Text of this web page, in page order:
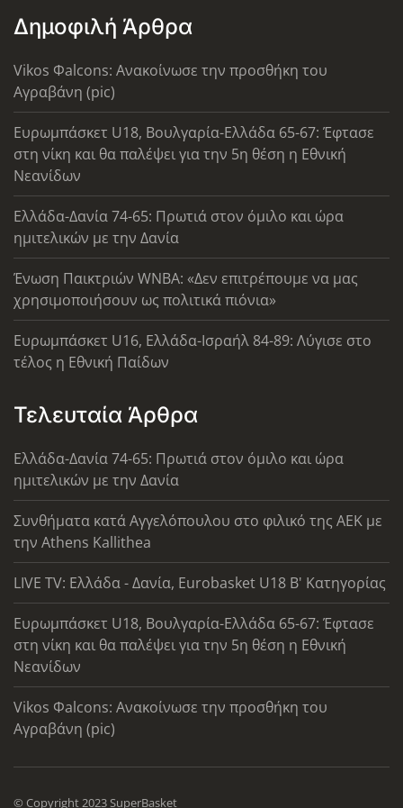
Δημοφιλή Άρθρα
Vikos Φalcons: Ανακοίνωσε την προσθήκη του
Αγραβάνη (pic)
Ευρωμπάσκετ U18, Βουλγαρία-Ελλάδα 65-67: Έφτασε
στη νίκη και θα παλέψει για την 5η θέση η Εθνική
Νεανίδων
Ελλάδα-Δανία 74-65: Πρωτιά στον όμιλο και ώρα
ημιτελικών με την Δανία
Ένωση Παικτριών WNBA: «Δεν επιτρέπουμε να μας
χρησιμοποιήσουν ως πολιτικά πιόνια»
Ευρωμπάσκετ U16, Ελλάδα-Ισραήλ 84-89: Λύγισε στο
τέλος η Εθνική Παίδων
Τελευταία Άρθρα
Ελλάδα-Δανία 74-65: Πρωτιά στον όμιλο και ώρα
ημιτελικών με την Δανία
Συνθήματα κατά Αγγελόπουλου στο φιλικό της ΑΕΚ με
την Athens Kallithea
LIVE TV: Ελλάδα - Δανία, Eurobasket U18 Β' Κατηγορίας
Ευρωμπάσκετ U18, Βουλγαρία-Ελλάδα 65-67: Έφτασε
στη νίκη και θα παλέψει για την 5η θέση η Εθνική
Νεανίδων
Vikos Φalcons: Ανακοίνωσε την προσθήκη του
Αγραβάνη (pic)
© Copyright 2023 SuperBasket